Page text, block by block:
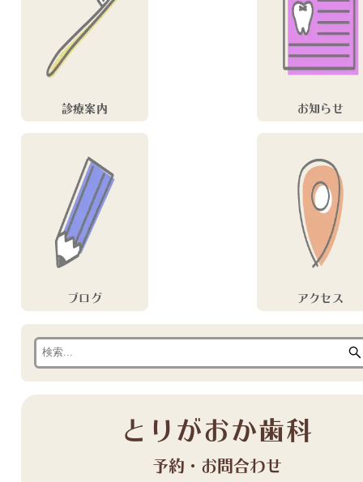
診療案内 お知らせ
ブログ アクセス
とりがおか歯科
予約・お問合わせ